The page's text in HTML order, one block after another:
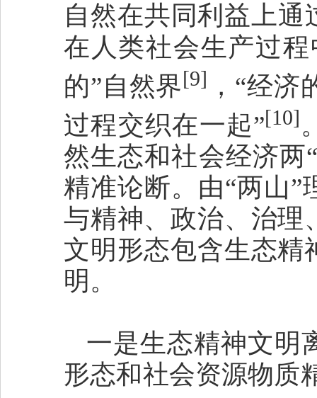
自然在共同利益上
在人类社会生产过
的”自然界[9] ，“经
过程交织在一起”[10]
然生态和社会经济两
精准论断。由“两山
与精神、政治、治理
文明形态包含生态精
明。
一是生态精神文明
形态和社会资源物质